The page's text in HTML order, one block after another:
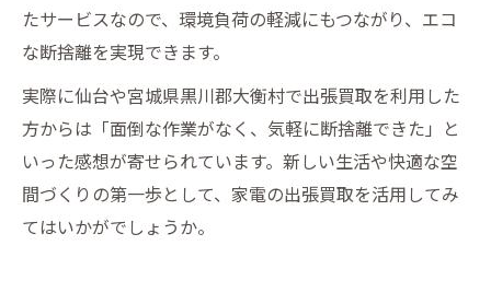
たサービスなので、環境負荷の軽減にもつながり、エコ
な断捨離を実現できます。
実際に仙台や宮城県黒川郡大衡村で出張買取を利用した
方からは「面倒な作業がなく、気軽に断捨離できた」と
いった感想が寄せられています。新しい生活や快適な空
間づくりの第一歩として、家電の出張買取を活用してみ
てはいかがでしょうか。